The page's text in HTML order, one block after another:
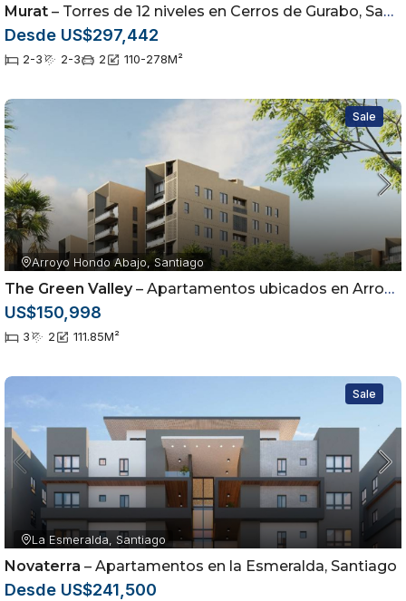
Murat – Torres de 12 niveles en Cerros de Gurabo, Santiago
Desde US$297,442
2-3 2-3 2 110-278M²
Sale
Arroyo Hondo Abajo, Santiago
The Green Valley– Apartamentos ubicados en Arroyo Hondo Abajo, Santiago de los Caballeros
US$150,998
3 2 111.85M²
Sale
La Esmeralda, Santiago
Novaterra – Apartamentos en la Esmeralda, Santiago
Desde US$241,500